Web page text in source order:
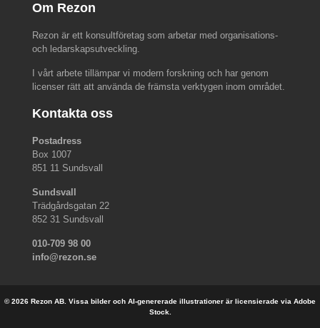
Om Rezon
Rezon är ett konsultföretag som arbetar med organisations-
och ledarskapsutveckling.
I vårt arbete tillämpar vi modern forskning och har genom
licenser rätt att använda de främsta verktygen inom området.
Kontakta oss
Postadress
Box 1007
851 11 Sundsvall
Sundsvall
Trädgårdsgatan 22
852 31 Sundsvall
010-709 98 00
info@rezon.se
© 2026 Rezon AB. Vissa bilder och AI-genererade illustrationer är licensierade via Adobe
Stock.